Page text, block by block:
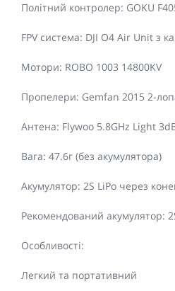
Політний контролер: GOKU
FPV система: DJI O4 Air Unit з
Мотори: ROBO 1003 14800KV
Пропелери: Gemfan 2015 2-
Антена: Flywoo 5.8GHz Light
Вага: 47.6г (без акумулятора)
Акумулятор: 2S LiPo через
Рекомендований акумулятор:
Особливості:
Легкий та портативний